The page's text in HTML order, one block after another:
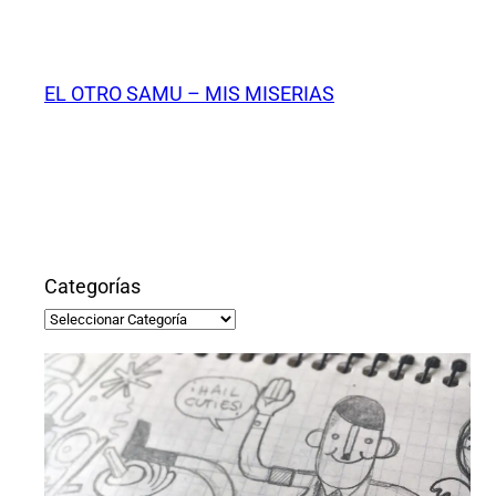
contenido
EL OTRO SAMU – MIS MISERIAS
Categorías